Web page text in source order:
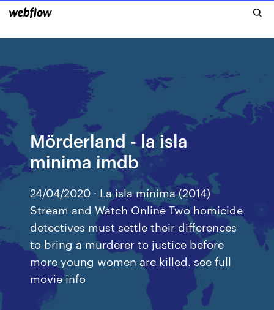
Mörderland - la isla
minima imdb
24/04/2020 · La isla mínima (2014)
Stream and Watch Online Two homicide
detectives must settle their differences
to bring a murderer to justice before
more young women are killed. see full
movie info